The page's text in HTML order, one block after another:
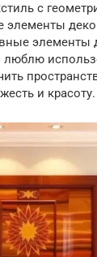
с
элементы
элементы
и красоту.